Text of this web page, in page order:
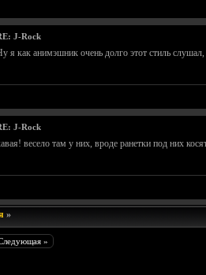
J-Rock
я как анимэшник очень долго этот стиль
J-Rock
весело там у них, вроде ранетки под них
»
»